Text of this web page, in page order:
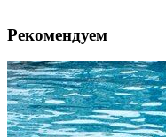
Рекомендуем